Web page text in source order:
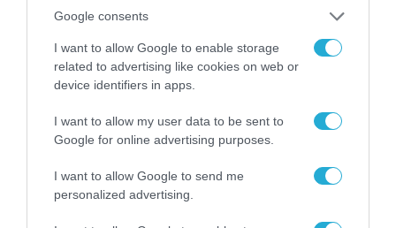
Google consents
I want to allow Google to enable storage
related to advertising like cookies on web or
device identifiers in apps.
I want to allow my user data to be sent to
Google for online advertising purposes.
I want to allow Google to send me
personalized advertising.